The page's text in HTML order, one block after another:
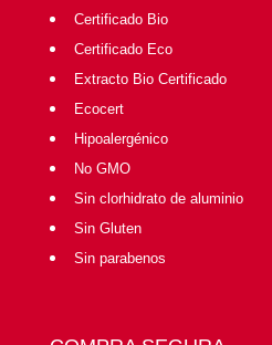
Certificado Bio
Certificado Eco
Extracto Bio Certificado
Ecocert
Hipoalergénico
No GMO
Sin clorhidrato de aluminio
Sin Gluten
Sin parabenos